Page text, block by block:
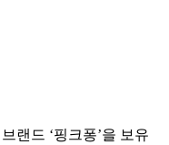
랜드 ‘핑크퐁’을 보유